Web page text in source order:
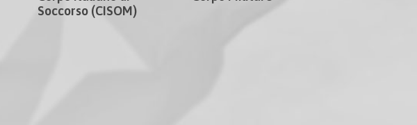
Soccorso (CISOM)